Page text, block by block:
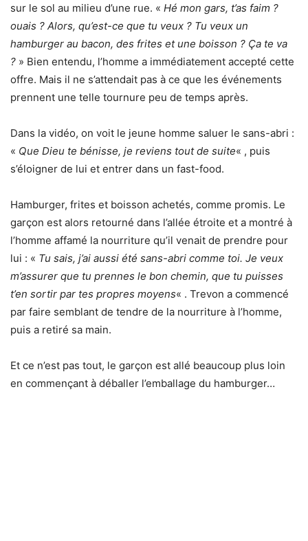
sur le sol au milieu d’une rue. « Hé mon gars, t’as faim ?
ouais ? Alors, qu’est-ce que tu veux ? Tu veux un
hamburger au bacon, des frites et une boisson ? Ça te va
? » Bien entendu, l’homme a immédiatement accepté cette
offre. Mais il ne s’attendait pas à ce que les événements
prennent une telle tournure peu de temps après.
Dans la vidéo, on voit le jeune homme saluer le sans-abri :
« Que Dieu te bénisse, je reviens tout de suite« , puis
s’éloigner de lui et entrer dans un fast-food.
Hamburger, frites et boisson achetés, comme promis. Le
garçon est alors retourné dans l’allée étroite et a montré à
l’homme affamé la nourriture qu’il venait de prendre pour
lui : « Tu sais, j’ai aussi été sans-abri comme toi. Je veux
m’assurer que tu prennes le bon chemin, que tu puisses
t’en sortir par tes propres moyens« . Trevon a commencé
par faire semblant de tendre de la nourriture à l’homme,
puis a retiré sa main.
Et ce n’est pas tout, le garçon est allé beaucoup plus loin
en commençant à déballer l’emballage du hamburger…